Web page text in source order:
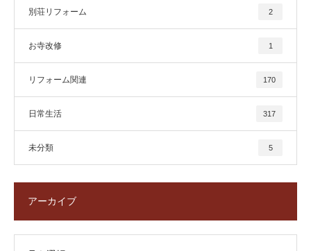
別荘リフォーム 2
お寺改修 1
リフォーム関連 170
日常生活 317
未分類 5
アーカイブ